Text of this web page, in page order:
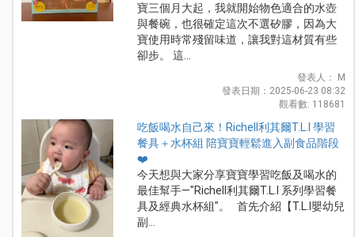
寶三個月大起，我就開始物色適合的水壺
與餐碗，也很確定這次不選矽膠，因為大
寶使用時常殘留味道，讓我對這材質有些
卻步。 這...
發表人： M
發表日期：2025-06-23 08:32
觀看數: 118681
吃飯喝水自己來！Richell利其爾T.L.I 學習
餐具＋水杯組 陪寶寶輕鬆進入副食品階段
❤️
今天想與大家分享寶寶學習吃飯及喝水的
最佳幫手—"Richell利其爾T.L.I 系列學習餐
具及經典水杯組"。 首先介紹【T.L.I嬰幼兒
副...